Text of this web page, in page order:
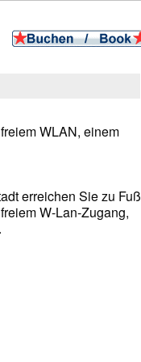
WLAN, einem
erreichen Sie zu Fuß
W-Lan-Zugang,